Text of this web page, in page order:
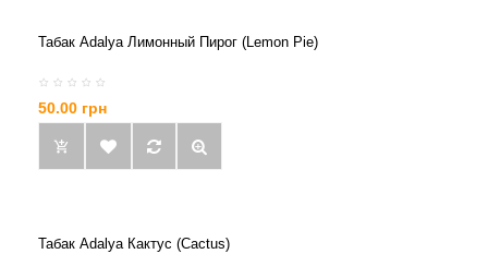
Табак Adalya Лимонный Пирог (Lemon Pie)
50.00 грн
Табак Adalya Кактус (Cactus)